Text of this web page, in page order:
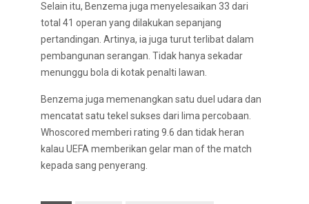
Selain itu, Benzema juga menyelesaikan 33 dari
total 41 operan yang dilakukan sepanjang
pertandingan. Artinya, ia juga turut terlibat dalam
pembangunan serangan. Tidak hanya sekadar
menunggu bola di kotak penalti lawan.
Benzema juga memenangkan satu duel udara dan
mencatat satu tekel sukses dari lima percobaan.
Whoscored memberi rating 9.6 dan tidak heran
kalau UEFA memberikan gelar man of the match
kepada sang penyerang.